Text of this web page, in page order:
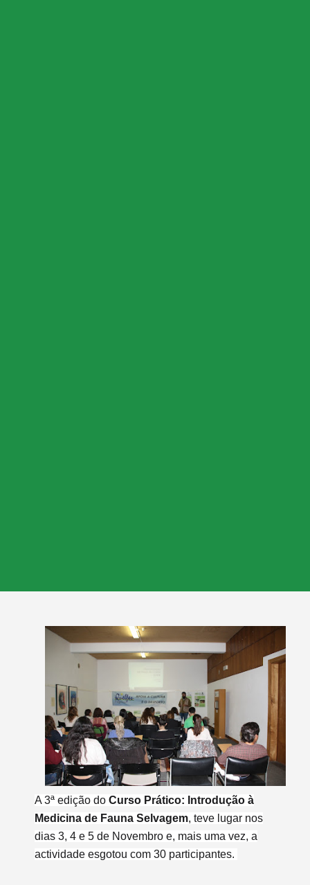
A 3ª edição do Curso Prático: Introdução à
Medicina de Fauna Selvagem, teve lugar nos
dias 3, 4 e 5 de Novembro e, mais uma vez, a
actividade esgotou com 30 participantes.